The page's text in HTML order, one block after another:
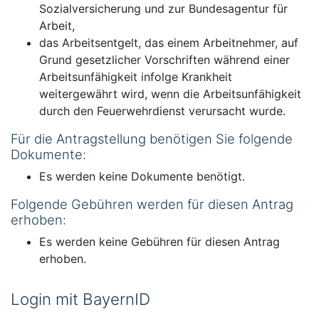
Sozialversicherung und zur Bundesagentur für
Arbeit,
das Arbeitsentgelt, das einem Arbeitnehmer, auf
Grund gesetzlicher Vorschriften während einer
Arbeitsunfähigkeit infolge Krankheit
weitergewährt wird, wenn die Arbeitsunfähigkeit
durch den Feuerwehrdienst verursacht wurde.
Für die Antragstellung benötigen Sie folgende
Dokumente:
Es werden keine Dokumente benötigt.
Folgende Gebühren werden für diesen Antrag
erhoben:
Es werden keine Gebühren für diesen Antrag
erhoben.
Login mit BayernID